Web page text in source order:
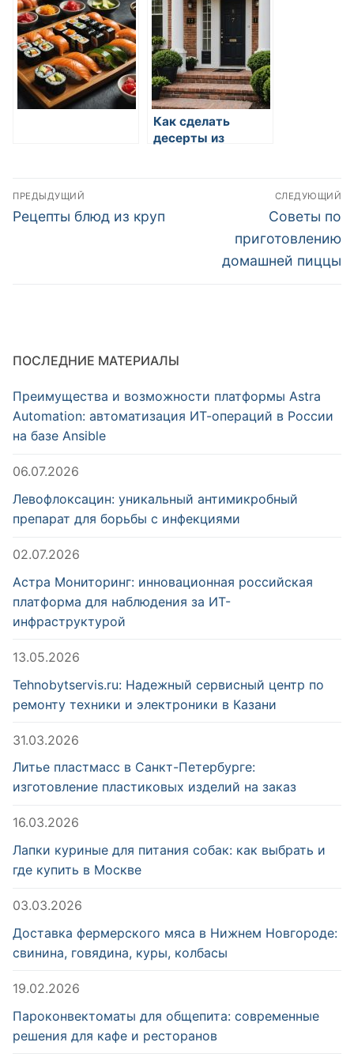
поваров
Как сделать
десерты из
Навигация
по
ПРЕДЫДУЩИЙ
Предыдущая
Рецепты блюд из круп
СЛЕДУЮЩИЙ
Следующая
запись:
Советы по
приготовлению
домашней пиццы
ПОСЛЕДНИЕ МАТЕРИАЛЫ
Преимущества и возможности платформы Astra
Automation: автоматизация ИТ-операций в России
на базе Ansible
06.07.2026
Левофлоксацин: уникальный антимикробный
препарат для борьбы с инфекциями
02.07.2026
Астра Мониторинг: инновационная российская
платформа для наблюдения за ИТ-
инфраструктурой
13.05.2026
Tehnobytservis.ru: Надежный сервисный центр по
ремонту техники и электроники в Казани
31.03.2026
Литье пластмасс в Санкт-Петербурге:
изготовление пластиковых изделий на заказ
16.03.2026
Лапки куриные для питания собак: как выбрать и
где купить в Москве
03.03.2026
Доставка фермерского мяса в Нижнем Новгороде:
свинина, говядина, куры, колбасы
19.02.2026
Пароконвектоматы для общепита: современные
решения для кафе и ресторанов